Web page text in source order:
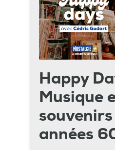
Happy
Musique
souvenirs
années